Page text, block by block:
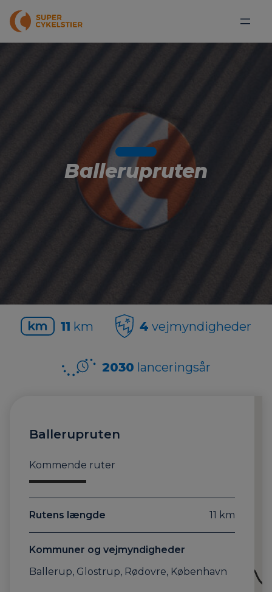
Ballerupruten
11 km 4 vejmyndigheder
2030 lanceringsår
Ballerupruten
Kommende ruter
Rutens længde 11 km
Kommuner og vejmyndigheder
Ballerup, Glostrup, Rødovre, København